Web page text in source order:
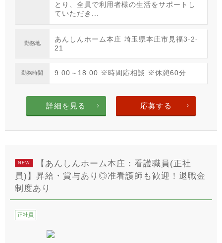
とり、全員で利用者様の生活をサポートし
ていただき...
勤務地
あんしんホーム本庄 埼玉県本庄市見福3-2-
21
勤務時間 9:00～18:00 ※時間応相談 ※休憩60分
詳細を見る 応募する
NEW
【あんしんホーム本庄：看護職員(正社
員)】昇給・賞与あり◎准看護師も歓迎！退職金
制度あり
正社員